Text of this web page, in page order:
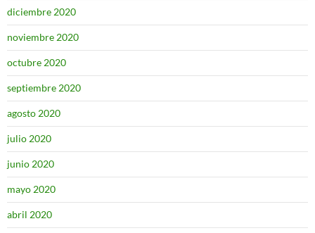
diciembre 2020
noviembre 2020
octubre 2020
septiembre 2020
agosto 2020
julio 2020
junio 2020
mayo 2020
abril 2020